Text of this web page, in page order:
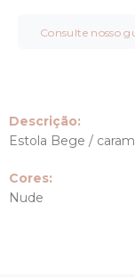
Consulte nosso
Descrição:
Estola Bege /
Cores:
Nude